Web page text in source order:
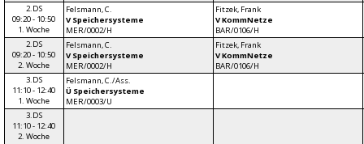
2.DS
09:20 - 10:50
1. Woche
Felsmann, C.
V Speichersysteme
MER/0002/H
Fitzek, Frank
V KommNetze
BAR/0106/H
2.DS
09:20 - 10:50
2. Woche
Felsmann, C.
V Speichersysteme
MER/0002/H
Fitzek, Frank
V KommNetze
BAR/0106/H
3.DS
11:10 - 12:40
1. Woche
Felsmann, C./Ass.
Ü Speichersysteme
MER/0003/U
3.DS
11:10 - 12:40
2. Woche